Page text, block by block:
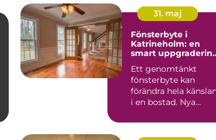
31. maj
Fönsterbyte i
Katrineholm: en
smart
Ett genomtänkt
fönsterbyte kan
förändra hela
i en bostad. Nya